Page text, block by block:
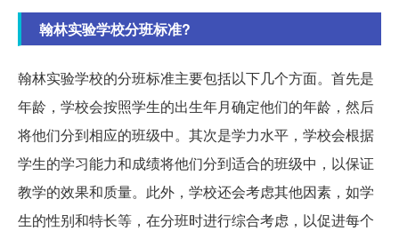
翰林实验学校分班标准?
翰林实验学校的分班标准主要包括以下几个方面。首先是
年龄，学校会按照学生的出生年月确定他们的年龄，然后
将他们分到相应的班级中。其次是学力水平，学校会根据
学生的学习能力和成绩将他们分到适合的班级中，以保证
教学的效果和质量。此外，学校还会考虑其他因素，如学
生的性别和特长等，在分班时进行综合考虑，以促进每个